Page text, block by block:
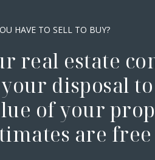
HAVE TO SELL TO BUY?
real estate
disposal
of your
are